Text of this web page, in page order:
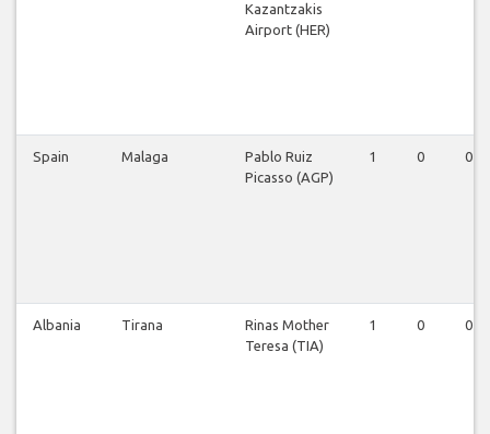
Kazantzakis
Airport (HER)
Spain Malaga
Pablo Ruiz
Picasso (AGP)
1 0 0
Albania Tirana
Rinas Mother
Teresa (TIA)
1 0 0